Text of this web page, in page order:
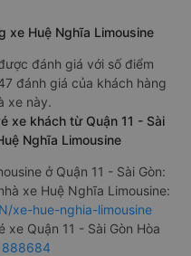
xe Huệ Nghĩa Limousine
đánh giá với số điểm
đánh giá của khách hàng
xe này.
xe khách từ Quận 11 - Sài
Nghĩa Limousine
ở Quận 11 - Sài Gòn:
xe Huệ Nghĩa Limousine:
xe-hue-nghia-limousine
xe Quận 11 - Sài Gòn Hòa
888684